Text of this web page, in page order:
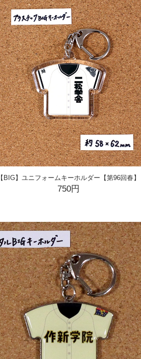
【BIG】ユニフォームキーホルダー【第96回春】
750円